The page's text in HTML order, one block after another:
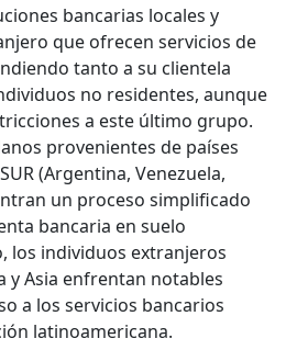
bancarias locales y
que ofrecen servicios de
tanto a su clientela
no residentes, aunque
a este último grupo.
provenientes de países
(Argentina, Venezuela,
un proceso simplificado
bancaria en suelo
los individuos extranjeros
y Asia enfrentan notables
a los servicios bancarios
latinoamericana.